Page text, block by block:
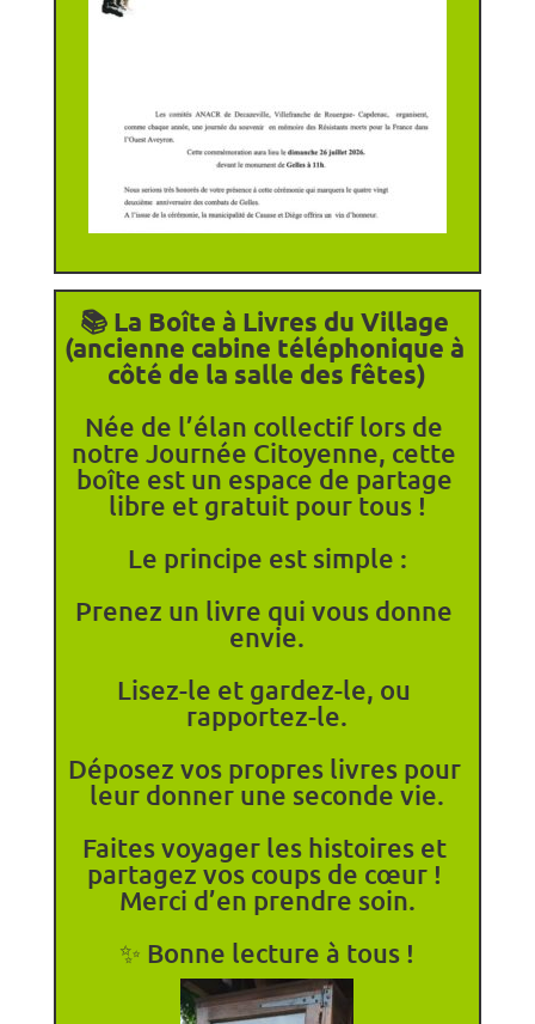
📚 La Boîte à Livres du Village
(ancienne cabine téléphonique à
côté de la salle des fêtes)
​Née de l’élan collectif lors de
notre Journée Citoyenne, cette
boîte est un espace de partage
libre et gratuit pour tous !
​Le principe est simple :
​Prenez un livre qui vous donne
envie.
​Lisez-le et gardez-le, ou
rapportez-le.
​Déposez vos propres livres pour
leur donner une seconde vie.
​Faites voyager les histoires et
partagez vos coups de cœur !
Merci d’en prendre soin.
✨ Bonne lecture à tous !